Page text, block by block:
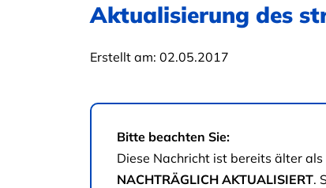
Aktualisierung des
Erstellt am: 02.05.2017
Bitte beachten Sie:
Diese Nachricht ist bereits älter
NACHTRÄGLICH AKTUALISIERT.